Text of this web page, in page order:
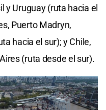
y Uruguay (ruta hacia el
Puerto Madryn,
hacia el sur); y Chile,
(ruta desde el sur).